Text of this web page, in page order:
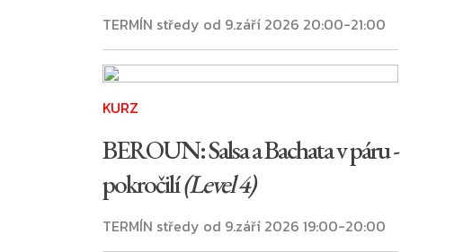
TERMÍN středy od 9.září 2026 20:00-21:00
KURZ
BEROUN: Salsa a Bachata v páru -
pokročilí(Level 4)
TERMÍN středy od 9.září 2026 19:00-20:00